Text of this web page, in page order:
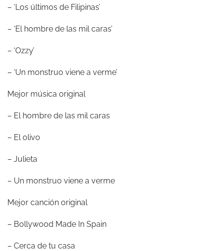
– ‘Los últimos de Filipinas’
– ‘El hombre de las mil caras’
– ‘Ozzy’
– ‘Un monstruo viene a verme’
Mejor música original
– El hombre de las mil caras
– El olivo
– Julieta
– Un monstruo viene a verme
Mejor canción original
– Bollywood Made In Spain
– Cerca de tu casa